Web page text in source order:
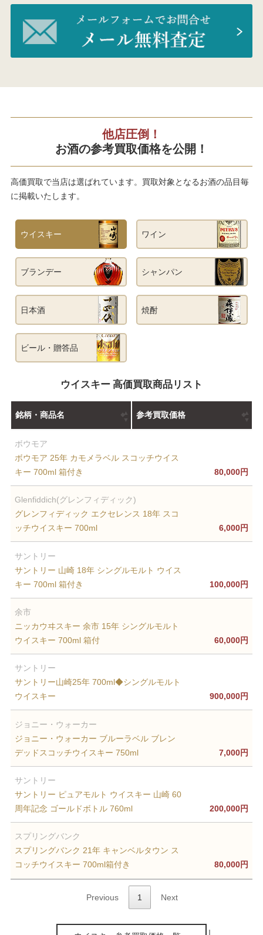
他店圧倒！
お酒の参考買取価格を公開！
高価買取で当店は選ばれています。買取対象となるお酒の品目毎
に掲載いたします。
ウイスキー ワイン
ブランデー シャンパン
日本酒 焼酎
ビール・贈答品
ウイスキー 高価買取商品リスト
銘柄・商品名 参考買取価格
ボウモア
ボウモア 25年 カモメラベル スコッチウイス
キー 700ml 箱付き
80,000円
Glenfiddich(グレンフィディック)
グレンフィディック エクセレンス 18年 スコ
ッチウイスキー 700ml
6,000円
サントリー
サントリー 山崎 18年 シングルモルト ウイス
キー 700ml 箱付き
100,000円
余市
ニッカウヰスキー 余市 15年 シングルモルト
ウイスキー 700ml 箱付
60,000円
サントリー
サントリー山崎25年 700ml◆シングルモルト
ウイスキー
900,000円
ジョニー・ウォーカー
ジョニー・ウォーカー ブルーラベル ブレン
デッドスコッチウイスキー 750ml
7,000円
サントリー
サントリー ピュアモルト ウイスキー 山崎 60
周年記念 ゴールドボトル 760ml
200,000円
スプリングバンク
スプリングバンク 21年 キャンベルタウン ス
コッチウイスキー 700ml箱付き
80,000円
Previous 1 Next